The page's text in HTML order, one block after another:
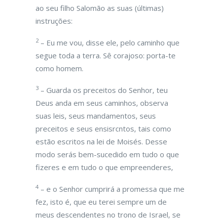
ao seu filho Salomão as suas (últimas)
instruções:
2– Eu me vou, disse ele, pelo caminho que
segue toda a terra. Sê corajoso: porta-te
como homem.
3 – Guarda os preceitos do Senhor, teu
Deus anda em seus caminhos, observa
suas leis, seus mandamentos, seus
preceitos e seus ensisrcntos, tais como
estão escritos na lei de Moisés. Desse
modo serás bem-sucedido em tudo o que
fizeres e em tudo o que empreenderes,
4 – e o Senhor cumprirá a promessa que me
fez, isto é, que eu terei sempre um de
meus descendentes no trono de Israel, se